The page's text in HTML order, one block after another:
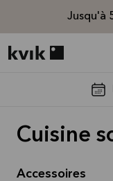
Jusqu'à
Cuisine
Accessoires